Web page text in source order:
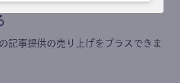
記事提供の売り上げをプラスできま